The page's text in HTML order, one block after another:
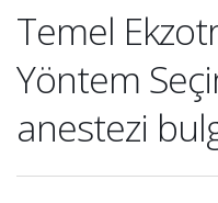
Temel
Yöntem
anestezi